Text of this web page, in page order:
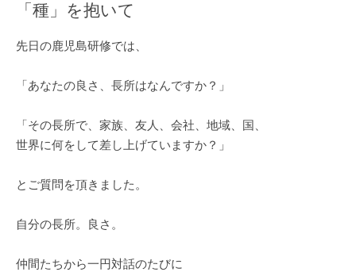
「種」を抱いて
先日の鹿児島研修では、
「あなたの良さ、長所はなんですか？」
「その長所で、家族、友人、会社、地域、国、
世界に何をして差し上げていますか？」
とご質問を頂きました。
自分の長所。良さ。
仲間たちから一円対話のたびに